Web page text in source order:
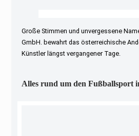
Große Stimmen und unvergessene
GmbH. bewahrt das österreichische
Künstler längst vergangener Tage.
Alles rund um den Fußballsport